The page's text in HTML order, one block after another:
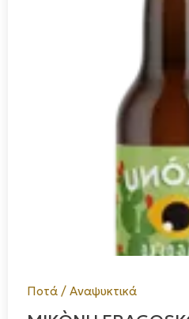
Ποτά / Αναψυκτικά